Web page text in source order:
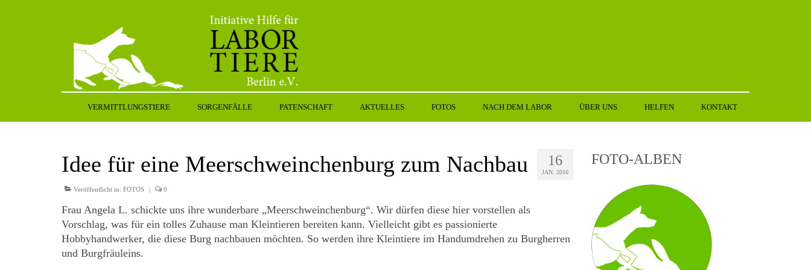
VERMITTLUNGSTIERE SORGENFÄLLE PATENSCHAFT AKTUELLES FOTOS NACH DEM LABOR ÜBER UNS HELFEN KONTAKT
16
JAN. 2016
Idee für eine Meerschweinchenburg zum Nachbau
Veröffentlicht in: FOTOS | 0
Frau Angela L. schickte uns ihre wunderbare „Meerschweinchenburg“. Wir dürfen diese hier vorstellen als
Vorschlag, was für ein tolles Zuhause man Kleintieren bereiten kann. Vielleicht gibt es passionierte
Hobbyhandwerker, die diese Burg nachbauen möchten. So werden ihre Kleintiere im Handumdrehen zu Burgherren
und Burgfräuleins.
FOTO-ALBEN